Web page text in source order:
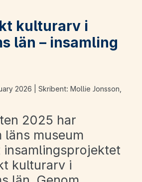
kulturarv i
län – insamling
2026 | Skribent: Mollie Jonsson,
2025 har
läns museum
kulturarv i